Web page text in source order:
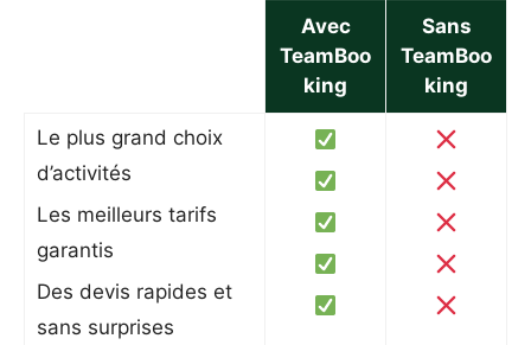
Avec
TeamBoo
king
Sans
TeamBoo
king
Le plus grand choix
d’activités
Les meilleurs tarifs
garantis
Des devis rapides et
sans surprises